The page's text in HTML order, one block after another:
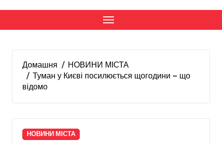
Домашня
НОВИНИ МІСТА
Туман у Києві посилюється щогодини — що
відомо
НОВИНИ МІСТА